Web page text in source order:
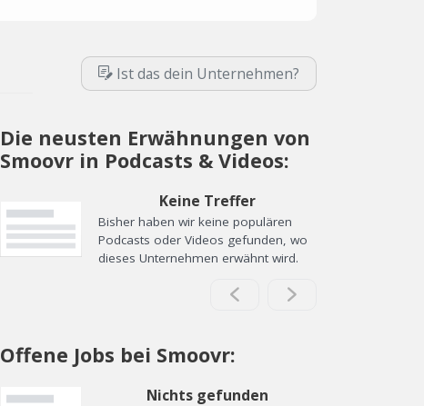
Ist das dein Unternehmen?
Die neusten Erwähnungen von
Smoovr in Podcasts & Videos:
Keine Treffer
Bisher haben wir keine populären
Podcasts oder Videos gefunden, wo
dieses Unternehmen erwähnt wird.
Offene Jobs bei Smoovr:
Nichts gefunden